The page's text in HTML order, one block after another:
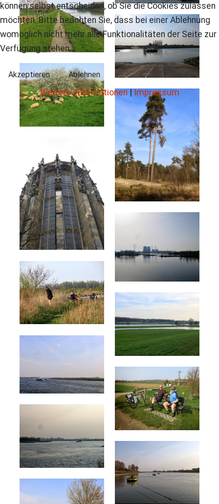
können selbst entscheiden, ob Sie die Cookies zulassen
möchten. Bitte beachten Sie, dass bei einer Ablehnung
womöglich nicht mehr alle Funktionalitäten der Seite zur
Verfügung stehen.
Akzeptieren Ablehnen
Weitere Informationen Impressum